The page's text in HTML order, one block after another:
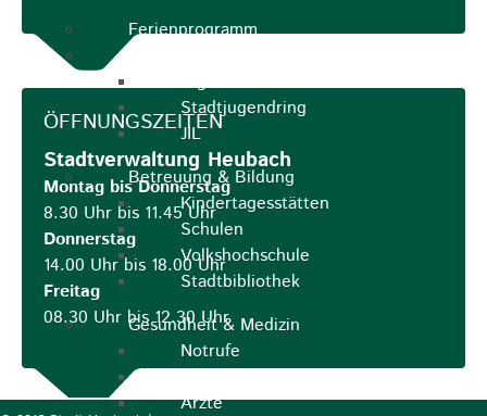
Ferienprogramm
Jugendbüro
Stadtjugendring
JIL
Betreuung & Bildung
Kindertagesstätten
Schulen
Volkshochschule
Stadtbibliothek
Gesundheit & Medizin
Notrufe
Ärzte
ÖFFNUNGSZEITEN
Stadtverwaltung Heubach
Montag bis Donnerstag
8.30 Uhr bis 11.45 Uhr
Donnerstag
14.00 Uhr bis 18.00 Uhr
Freitag
08.30 Uhr bis 12.30 Uhr